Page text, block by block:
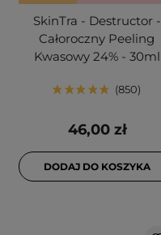
SkinTra - Destructor -
Całoroczny Peeling
Kwasowy 24% - 30ml
850
46,00 zł
DODAJ DO KOSZYKA